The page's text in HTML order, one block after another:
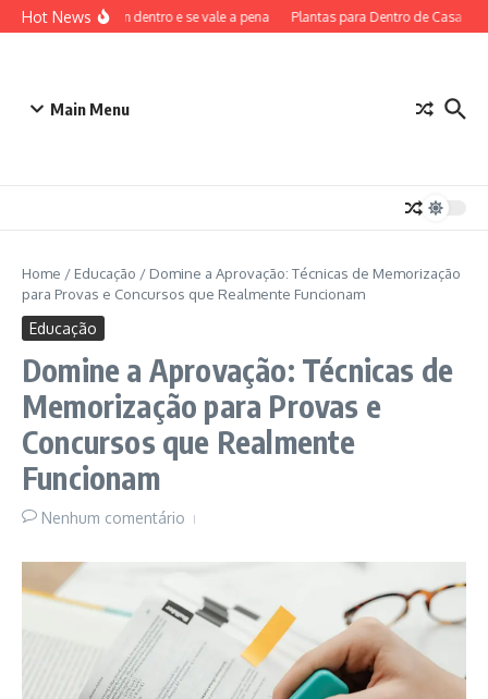
Ir para o conteúdo
Hot Newso que vem dentro e se vale a pena Plantas para Dentro de Casa
Main Menu
Home / Educação / Domine a Aprovação: Técnicas de Memorização
para Provas e Concursos que Realmente Funcionam
Educação
Domine a Aprovação: Técnicas de
Memorização para Provas e
Concursos que Realmente
Funcionam
Nenhum comentário